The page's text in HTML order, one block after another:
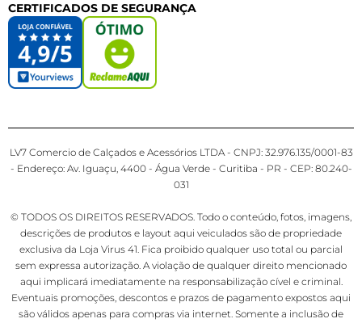
CERTIFICADOS DE SEGURANÇA
LV7 Comercio de Calçados e Acessórios LTDA - CNPJ: 32.976.135/0001-83
- Endereço: Av. Iguaçu, 4400 - Água Verde - Curitiba - PR - CEP: 80.240-
031
© TODOS OS DIREITOS RESERVADOS. Todo o conteúdo, fotos, imagens,
descrições de produtos e layout aqui veiculados são de propriedade
exclusiva da Loja Virus 41. Fica proibido qualquer uso total ou parcial
sem expressa autorização. A violação de qualquer direito mencionado
aqui implicará imediatamente na responsabilização cível e criminal.
Eventuais promoções, descontos e prazos de pagamento expostos aqui
são válidos apenas para compras via internet. Somente a inclusão de